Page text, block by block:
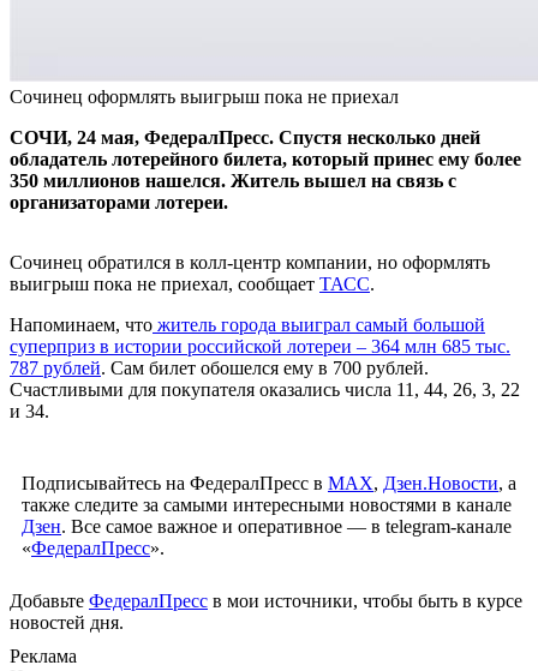
Сочинец оформлять выигрыш пока не приехал
СОЧИ, 24 мая, ФедералПресс. Спустя несколько дней
обладатель лотерейного билета, который принес ему более
350 миллионов нашелся. Житель вышел на связь с
организаторами лотереи.
Сочинец обратился в колл-центр компании, но оформлять
выигрыш пока не приехал, сообщает ТАСС.
Напоминаем, что житель города выиграл самый большой
суперприз в истории российской лотереи – 364 млн 685 тыс.
787 рублей. Сам билет обошелся ему в 700 рублей.
Счастливыми для покупателя оказались числа 11, 44, 26, 3, 22
и 34.
Подписывайтесь на ФедералПресс в МАХ, Дзен.Новости, а
также следите за самыми интересными новостями в канале
Дзен. Все самое важное и оперативное — в telegram-канале
«ФедералПресс».
Добавьте ФедералПресс в мои источники, чтобы быть в курсе
новостей дня.
Реклама